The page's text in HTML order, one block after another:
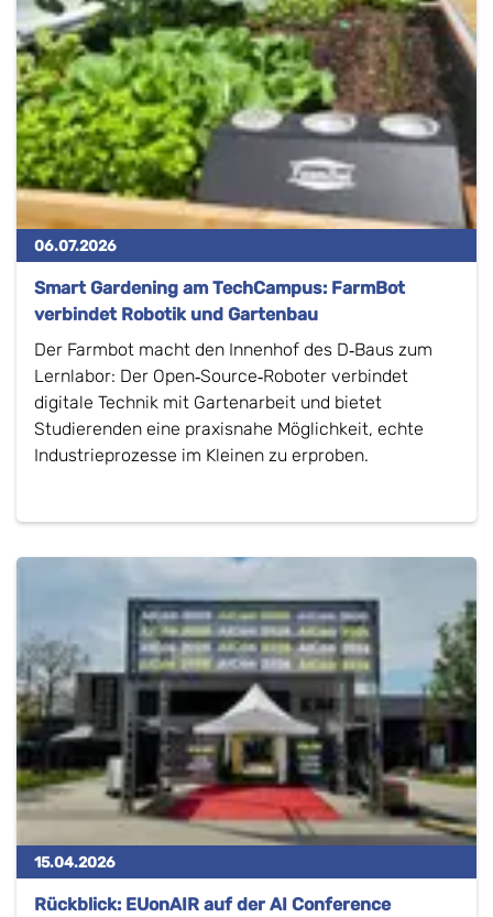
06.07.2026
Smart Gardening am TechCampus: FarmBot
verbindet Robotik und Gartenbau
Der Farmbot macht den Innenhof des D‑Baus zum
Lernlabor: Der Open‑Source‑Roboter verbindet
digitale Technik mit Gartenarbeit und bietet
Studierenden eine praxisnahe Möglichkeit, echte
Industrieprozesse im Kleinen zu erproben.
15.04.2026
Rückblick: EUonAIR auf der AI Conference